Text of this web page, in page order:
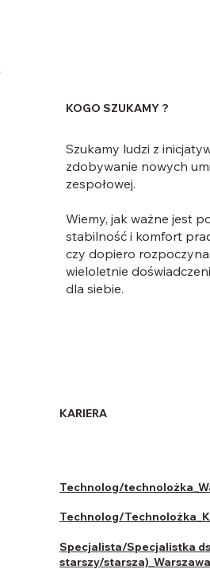
KOGO SZUKAMY ?
Szukamy ludzi z
zdobywanie nowych
zespołowej.
Wiemy, jak ważne jest
stabilność i komfort
czy dopiero
wieloletnie
dla siebie.
KARIERA
Technolog/
Technolog/
Specjalista/Specjalistka
starszy/starsza)_Warszawa